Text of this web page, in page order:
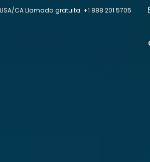
USA/CA Llamada gratuita: +1 888 201 5705